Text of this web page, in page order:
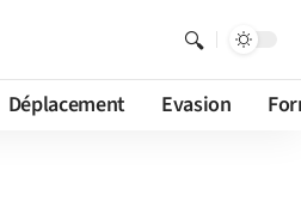
Déplacement Evasion